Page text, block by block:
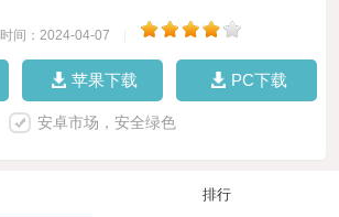
时间：2024-04-07
苹果下载 PC下载
安卓市场，安全绿色
排行